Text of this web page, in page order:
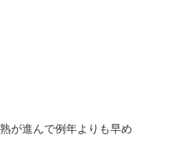
が進んで例年よりも早め